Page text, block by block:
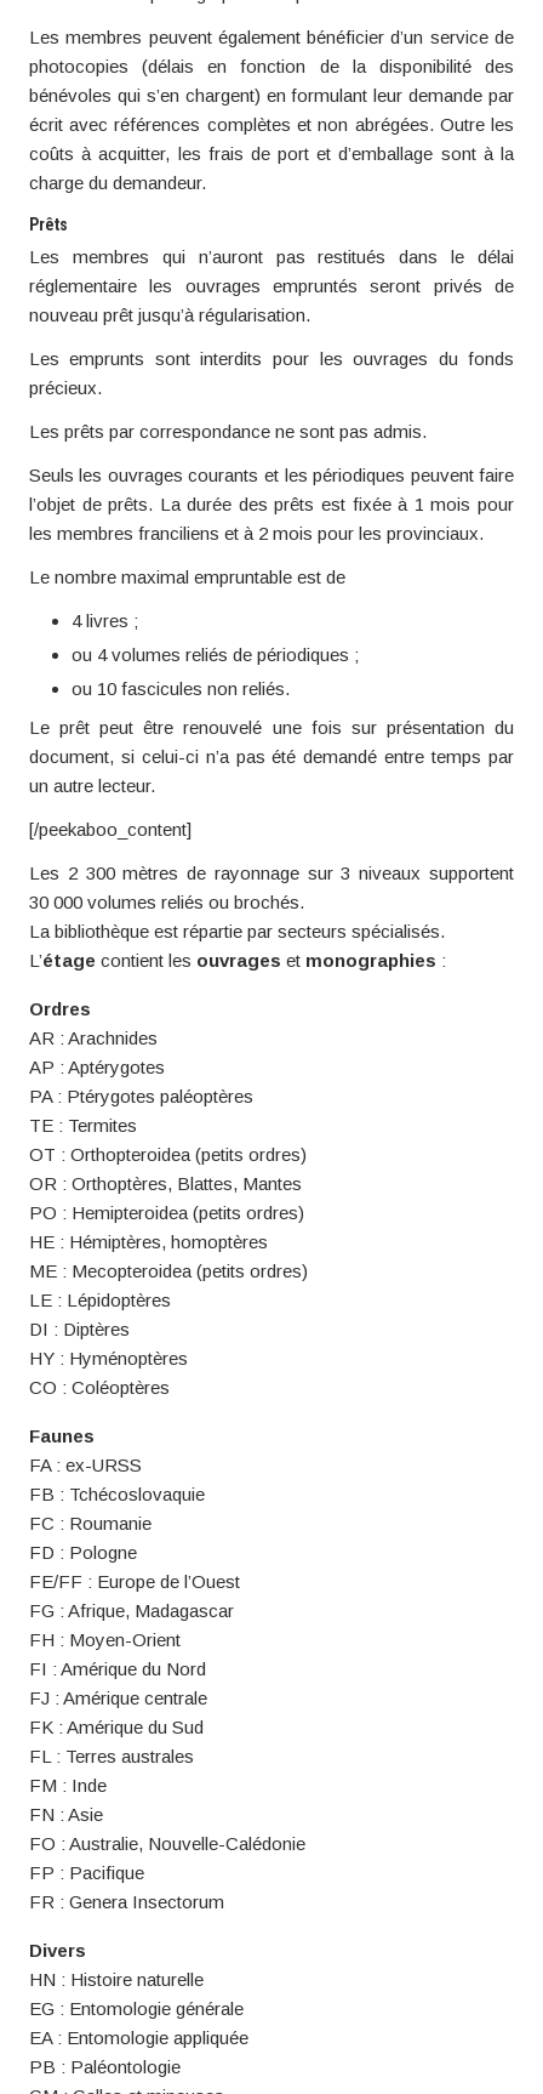
Les membres peuvent également bénéficier d’un service de
photocopies (délais en fonction de la disponibilité des
bénévoles qui s’en chargent) en formulant leur demande par
écrit avec références complètes et non abrégées. Outre les
coûts à acquitter, les frais de port et d’emballage sont à la
charge du demandeur.
Prêts
Les membres qui n’auront pas restitués dans le délai
réglementaire les ouvrages empruntés seront privés de
nouveau prêt jusqu’à régularisation.
Les emprunts sont interdits pour les ouvrages du fonds
précieux.
Les prêts par correspondance ne sont pas admis.
Seuls les ouvrages courants et les périodiques peuvent faire
l’objet de prêts. La durée des prêts est fixée à 1 mois pour
les membres franciliens et à 2 mois pour les provinciaux.
Le nombre maximal empruntable est de
4 livres ;
ou 4 volumes reliés de périodiques ;
ou 10 fascicules non reliés.
Le prêt peut être renouvelé une fois sur présentation du
document, si celui-ci n’a pas été demandé entre temps par
un autre lecteur.
[/peekaboo_content]
Les 2 300 mètres de rayonnage sur 3 niveaux supportent
30 000 volumes reliés ou brochés.
La bibliothèque est répartie par secteurs spécialisés.
L’étage contient les ouvrages et monographies :
Ordres
AR : Arachnides
AP : Aptérygotes
PA : Ptérygotes paléoptères
TE : Termites
OT : Orthopteroidea (petits ordres)
OR : Orthoptères, Blattes, Mantes
PO : Hemipteroidea (petits ordres)
HE : Hémiptères, homoptères
ME : Mecopteroidea (petits ordres)
LE : Lépidoptères
DI : Diptères
HY : Hyménoptères
CO : Coléoptères
Faunes
FA : ex-URSS
FB : Tchécoslovaquie
FC : Roumanie
FD : Pologne
FE/FF : Europe de l’Ouest
FG : Afrique, Madagascar
FH : Moyen-Orient
FI : Amérique du Nord
FJ : Amérique centrale
FK : Amérique du Sud
FL : Terres australes
FM : Inde
FN : Asie
FO : Australie, Nouvelle-Calédonie
FP : Pacifique
FR : Genera Insectorum
Divers
HN : Histoire naturelle
EG : Entomologie générale
EA : Entomologie appliquée
PB : Paléontologie